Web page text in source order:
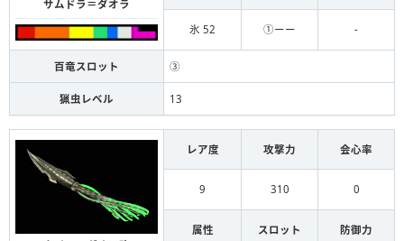
サムドラ＝ダオラ
氷 52 ①ーー -
百竜スロット ③
猟虫レベル 13
レア度 攻撃力 会心率
9 310 0
属性 スロット 防御力